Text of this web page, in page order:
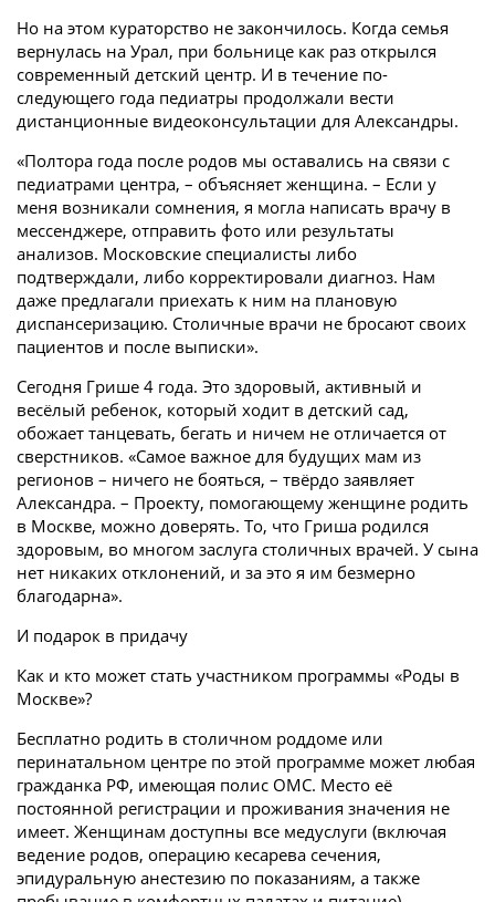
Но на этом кураторство не закончилось. Когда семья
вернулась на Урал, при больнице как раз открылся
современный детский центр. И в течение по­
следующего года педиатры продолжали вести
дистанционные видеоконсультации для Александры.
«Полтора года после родов мы оставались на связи с
педиатрами центра, – объясняет женщина. – Если у
меня возникали сомнения, я могла написать врачу в
мессенджере, отправить фото или результаты
анализов. Московские специалисты либо
подтверждали, либо корректировали диагноз. Нам
даже предлагали приехать к ним на плановую
диспансеризацию. Столичные врачи не бросают своих
пациентов и после выписки».
Сегодня Грише 4 года. Это здоровый, активный и
весёлый ребенок, который ходит в дет­ский сад,
обожает танцевать, бегать и ничем не отличается от
сверстников. «Самое важное для будущих мам из
регионов – ничего не бояться, – твёрдо заявляет
Александра. – Проекту, помогающему женщине родить
в Москве, можно доверять. То, что Гриша родился
здоровым, во многом заслуга столичных врачей. У сына
нет никаких отклонений, и за это я им безмерно
благодарна».
И подарок в придачу
Как и кто может стать участником программы «Род­ы в
Москве»?
Бесплатно родить в столичном роддоме или
перинатальном центре по этой программе может любая
гражданка РФ, имеющая полис ОМС. Место её
постоянной регистрации и проживания значения не
имеет. Женщинам доступны все медуслуги (включая
ведение родов, операцию кесарева сечения,
эпидуральную анестезию по показаниям, а также